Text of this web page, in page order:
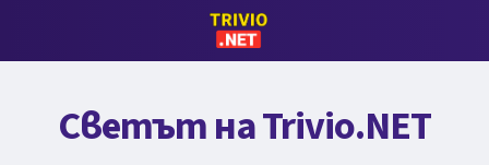
Светът на Trivio.NET